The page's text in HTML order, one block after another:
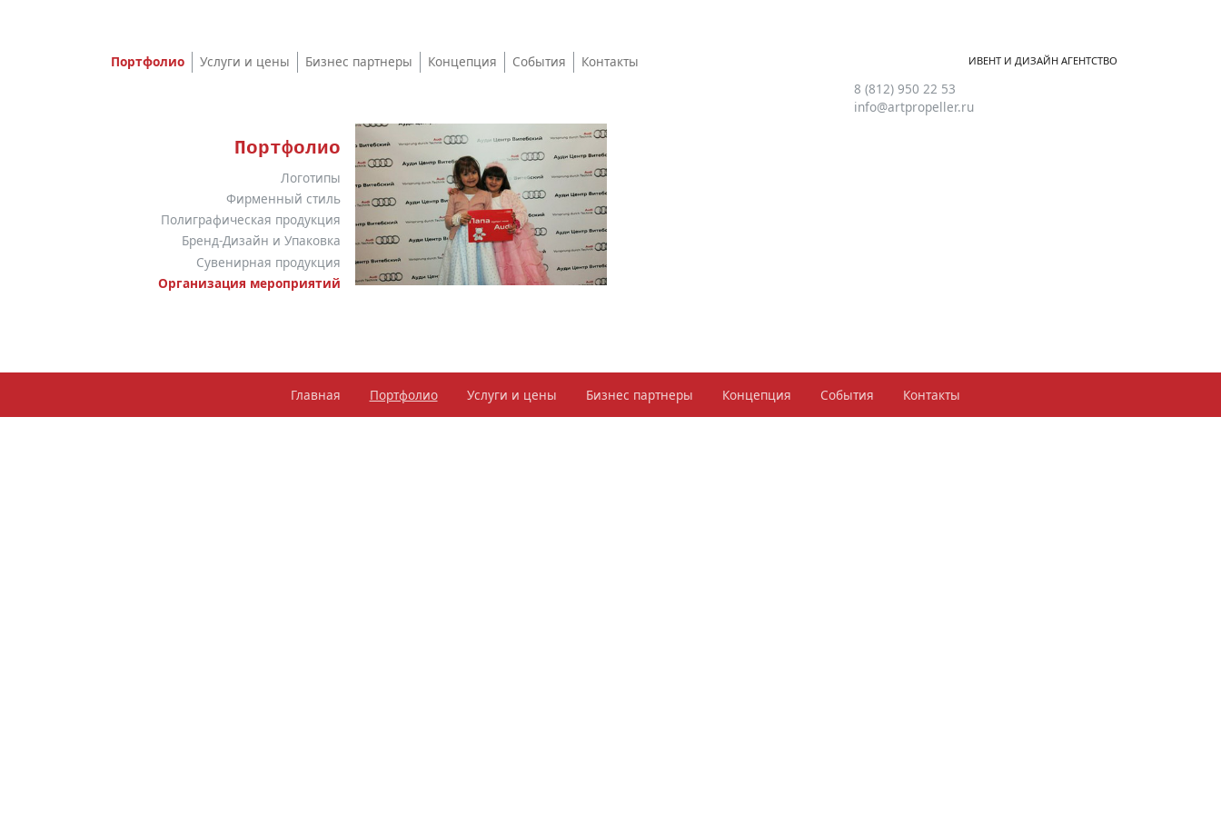
Портфолио Услуги и цены Бизнес партнеры Концепция События Контакты ИВЕНТ И ДИЗАЙН АГЕНТСТВО
8 (812) 950 22 53
info@artpropeller.ru
Портфолио
Логотипы
Фирменный стиль
Полиграфическая продукция
Бренд-Дизайн и Упаковка
Сувенирная продукция
Организация мероприятий
Главная Портфолио Услуги и цены Бизнес партнеры Концепция События Контакты